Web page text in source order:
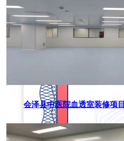
会泽县中医院血透室装修项目